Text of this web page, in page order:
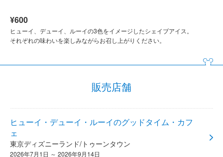
¥600
ヒューイ、デューイ、ルーイの3色をイメージしたシェイブアイス。
それぞれの味わいを楽しみながらお召し上がりください。
販売店舗
ヒューイ・デューイ・ルーイのグッドタイム・カフ
ェ
東京ディズニーランド/トゥーンタウン
2026年7月1日 ～ 2026年9月14日